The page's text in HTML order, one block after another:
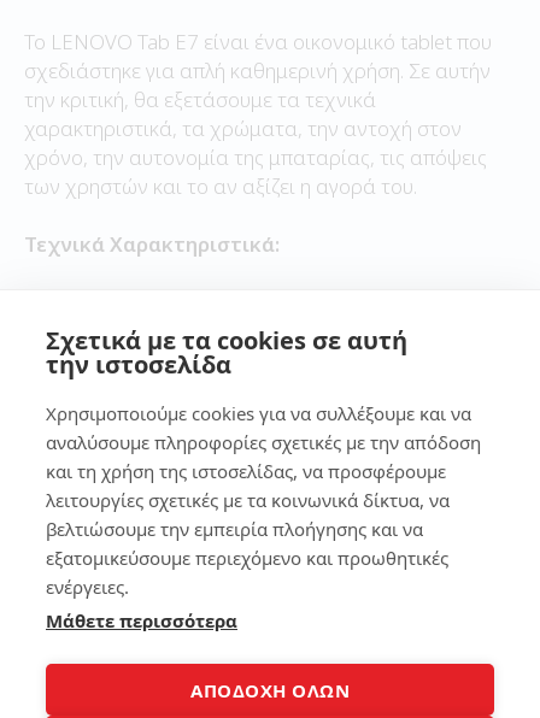
Το LENOVO Tab E7 είναι ένα οικονομικό tablet που
σχεδιάστηκε για απλή καθημερινή χρήση. Σε αυτήν
την κριτική, θα εξετάσουμε τα τεχνικά
χαρακτηριστικά, τα χρώματα, την αντοχή στον
χρόνο, την αυτονομία της μπαταρίας, τις απόψεις
των χρηστών και το αν αξίζει η αγορά του.
Τεχνικά Χαρακτηριστικά:
LCD με ανάλυση 1024 x 600 pixels. Τροφοδοτείται
από έναν τετραπύρηνο επεξεργαστή MediaTek
MT8167D, συνοδευόμενος από 1GB μνήμη RAM και
8GB εσωτερική αποθήκευση. Η συσκευή λειτουργεί με
το Android Go Edition, προσαρμοσμένο για συσκευές
με περιορισμένους πόρους.
Σε ό,τι αφορά τη συνδεσιμότητα, το Tab E7 διαθέτει
Wi-Fi, Bluetooth και υποστηρίζει κάρτες microSD για
επέκταση της αποθήκευσης. Δυστυχώς, δεν υπάρχει
επιλογή για σύνδεση σε κινητά δίκτυα.
Χρώματα:
Σχετικά με τα cookies σε αυτή
την ιστοσελίδα
Χρησιμοποιούμε cookies για να συλλέξουμε και να
αναλύσουμε πληροφορίες σχετικές με την απόδοση
και τη χρήση της ιστοσελίδας, να προσφέρουμε
λειτουργίες σχετικές με τα κοινωνικά δίκτυα, να
βελτιώσουμε την εμπειρία πλοήγησης και να
εξατομικεύσουμε περιεχόμενο και προωθητικές
ενέργειες.
Μάθετε περισσότερα
ΑΠΟΔΟΧΗ ΟΛΩΝ